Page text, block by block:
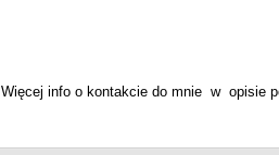
Więcej info o kontakcie do mnie w opisie